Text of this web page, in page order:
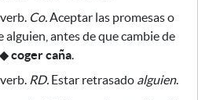
Co.Aceptar las promesas o
alguien, antes de que cambie de
◆coger caña.
RD. Estar retrasado alguien.